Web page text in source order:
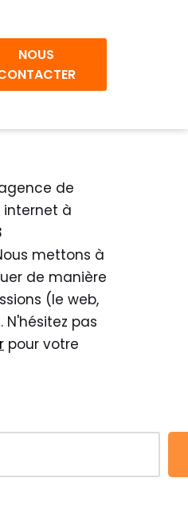
NOUS
de
à
mettons à
de manière
(le web,
N'hésitez pas
pour votre